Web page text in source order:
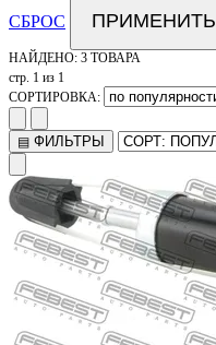
СБРОС ПРИМЕНИТЬ
НАЙДЕНО: 3 ТОВАРА
стр. 1 из 1
СОРТИРОВКА:
▤ ФИЛЬТРЫ